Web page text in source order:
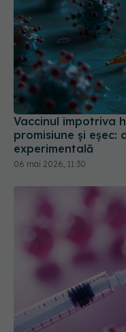
Vaccinul împotriva
promisiune și eșec:
experimentală
06 mai 2026, 11:30